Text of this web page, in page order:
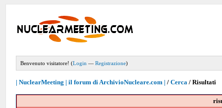
Benvenuto visitatore! (Login —Registrazione)
| NuclearMeeting | il forum di ArchivioNucleare.com | /Cerca /Risultati